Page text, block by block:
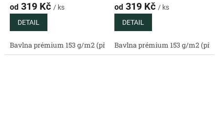
od 319 Kč / ks
DETAIL
Bavlna prémium 153 g/m2 (přírodní) Bavlněný satén 130 g/
od 319 Kč / ks
DETAIL
Bavlna prémium 153 g/m2